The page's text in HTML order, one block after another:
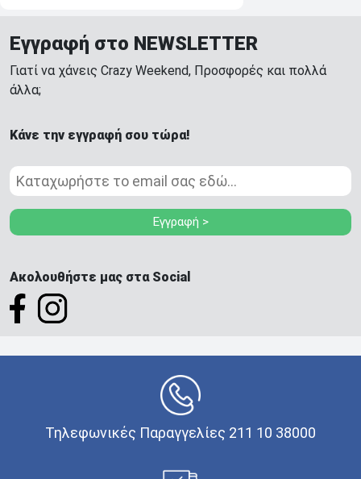
Εγγραφή στο NEWSLETTER
Γιατί να χάνεις Crazy Weekend, Προσφορές και πολλά
άλλα;
Κάνε την εγγραφή σου τώρα!
Εγγραφή >
Ακολουθήστε μας στα Social
Τηλεφωνικές Παραγγελίες 211 10 38000